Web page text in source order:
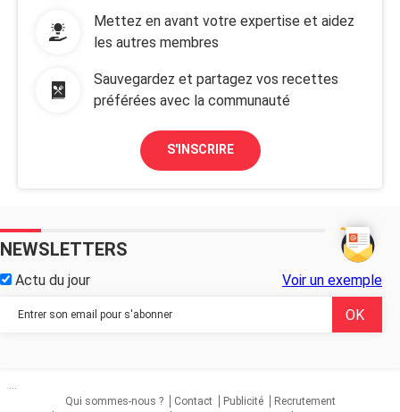
Mettez en avant votre expertise et aidez
les autres membres
Sauvegardez et partagez vos recettes
préférées avec la communauté
S'INSCRIRE
NEWSLETTERS
Actu du jour Voir un exemple
...
Qui sommes-nous ?
Contact Publicité
Recrutement